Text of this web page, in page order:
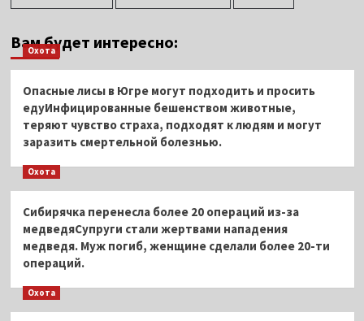
Вам будет интересно:
Охота
Опасные лисы в Югре могут подходить и просить
едуИнфицированные бешенством животные,
теряют чувство страха, подходят к людям и могут
заразить смертельной болезнью.
Охота
Сибирячка перенесла более 20 операций из-за
медведяСупруги стали жертвами нападения
медведя. Муж погиб, женщине сделали более 20-ти
операций.
Охота